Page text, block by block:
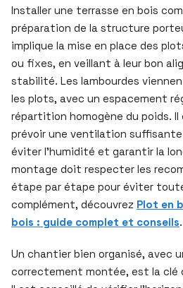
Installer une terrasse en bois
préparation de la structure
implique la mise en place des
ou fixes, en veillant à leur bon
stabilité. Les lambourdes
les plots, avec un espacement
répartition homogène du poids.
prévoir une ventilation
éviter l’humidité et garantir la
montage doit respecter les
étape par étape pour éviter
complément, découvrez Plot en
bois : guide complet et conseils.
Un chantier bien organisé, avec
correctement montée, est la clé